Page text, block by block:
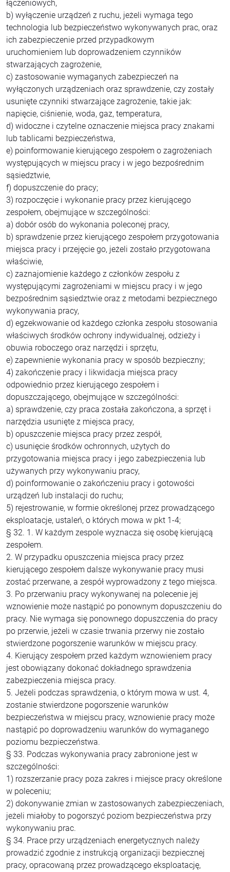
łączeniowych,
b) wyłączenie urządzeń z ruchu, jeżeli wymaga tego
technologia lub bezpieczeństwo wykonywanych prac, oraz
ich zabezpieczenie przed przypadkowym
uruchomieniem lub doprowadzeniem czynników
stwarzających zagrożenie,
c) zastosowanie wymaganych zabezpieczeń na
wyłączonych urządzeniach oraz sprawdzenie, czy zostały
usunięte czynniki stwarzające zagrożenie, takie jak:
napięcie, ciśnienie, woda, gaz, temperatura,
d) widoczne i czytelne oznaczenie miejsca pracy znakami
lub tablicami bezpieczeństwa,
e) poinformowanie kierującego zespołem o zagrożeniach
występujących w miejscu pracy i w jego bezpośrednim
sąsiedztwie,
f) dopuszczenie do pracy;
3) rozpoczęcie i wykonanie pracy przez kierującego
zespołem, obejmujące w szczególności:
a) dobór osób do wykonania poleconej pracy,
b) sprawdzenie przez kierującego zespołem przygotowania
miejsca pracy i przejęcie go, jeżeli zostało przygotowana
właściwie,
c) zaznajomienie każdego z członków zespołu z
występującymi zagrożeniami w miejscu pracy i w jego
bezpośrednim sąsiedztwie oraz z metodami bezpiecznego
wykonywania pracy,
d) egzekwowanie od każdego członka zespołu stosowania
właściwych środków ochrony indywidualnej, odzieży i
obuwia roboczego oraz narzędzi i sprzętu,
e) zapewnienie wykonania pracy w sposób bezpieczny;
4) zakończenie pracy i likwidacja miejsca pracy
odpowiednio przez kierującego zespołem i
dopuszczającego, obejmujące w szczególności:
a) sprawdzenie, czy praca została zakończona, a sprzęt i
narzędzia usunięte z miejsca pracy,
b) opuszczenie miejsca pracy przez zespół,
c) usunięcie środków ochronnych, użytych do
przygotowania miejsca pracy i jego zabezpieczenia lub
używanych przy wykonywaniu pracy,
d) poinformowanie o zakończeniu pracy i gotowości
urządzeń lub instalacji do ruchu;
5) rejestrowanie, w formie określonej przez prowadzącego
eksploatacje, ustaleń, o których mowa w pkt 1-4;
§ 32. 1. W każdym zespole wyznacza się osobę kierującą
zespołem.
2. W przypadku opuszczenia miejsca pracy przez
kierującego zespołem dalsze wykonywanie pracy musi
zostać przerwane, a zespół wyprowadzony z tego miejsca.
3. Po przerwaniu pracy wykonywanej na polecenie jej
wznowienie może nastąpić po ponownym dopuszczeniu do
pracy. Nie wymaga się ponownego dopuszczenia do pracy
po przerwie, jeżeli w czasie trwania przerwy nie zostało
stwierdzone pogorszenie warunków w miejscu pracy.
4. Kierujący zespołem przed każdym wznowieniem pracy
jest obowiązany dokonać dokładnego sprawdzenia
zabezpieczenia miejsca pracy.
5. Jeżeli podczas sprawdzenia, o którym mowa w ust. 4,
zostanie stwierdzone pogorszenie warunków
bezpieczeństwa w miejscu pracy, wznowienie pracy może
nastąpić po doprowadzeniu warunków do wymaganego
poziomu bezpieczeństwa.
§ 33. Podczas wykonywania pracy zabronione jest w
szczególności:
1) rozszerzanie pracy poza zakres i miejsce pracy określone
w poleceniu;
2) dokonywanie zmian w zastosowanych zabezpieczeniach,
jeżeli miałoby to pogorszyć poziom bezpieczeństwa przy
wykonywaniu prac.
§ 34. Prace przy urządzeniach energetycznych należy
prowadzić zgodnie z instrukcją organizacji bezpiecznej
pracy, opracowaną przez prowadzącego eksploatację,